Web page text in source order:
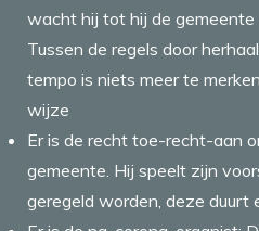
wacht hij tot hij de gemeente
Tussen de regels door
tempo is niets meer te
wijze
Er is de recht toe-recht-aan
gemeente. Hij speelt zijn
geregeld worden, deze duurt